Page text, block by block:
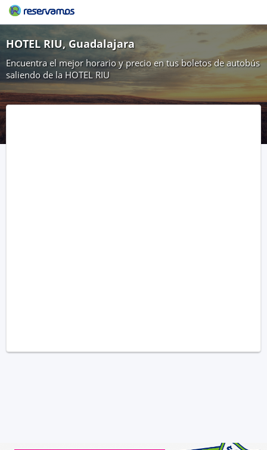
HOTEL RIU, Guadalajara
Encuentra el mejor horario y precio en tus boletos de autobús
saliendo de la HOTEL RIU